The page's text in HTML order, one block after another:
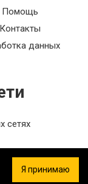
Помощь
Контакты
данных
сетях
Я принимаю